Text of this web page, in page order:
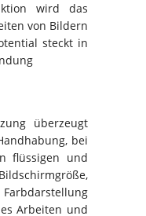
wird das
von Bildern
steckt in
überzeugt
bei
flüssigen und
Arbeiten und